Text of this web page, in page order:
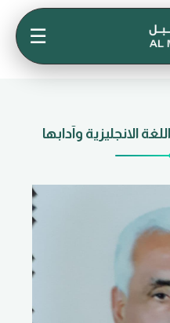
☰
الانجليزية وآدابها